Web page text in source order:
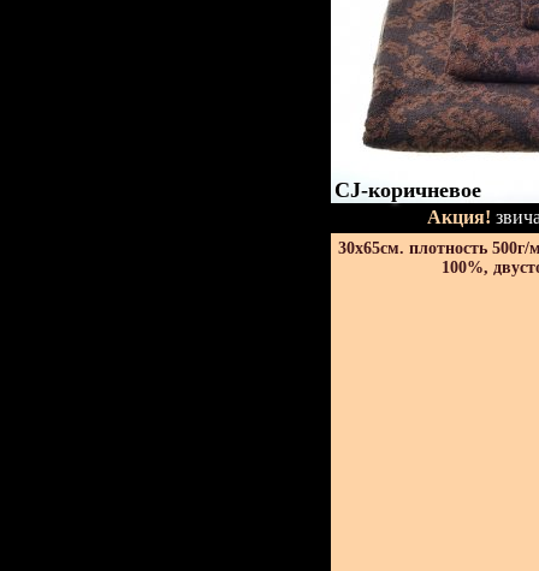
CJ-коричневое
Акция!
30х65см. плотность 500г/
100%,